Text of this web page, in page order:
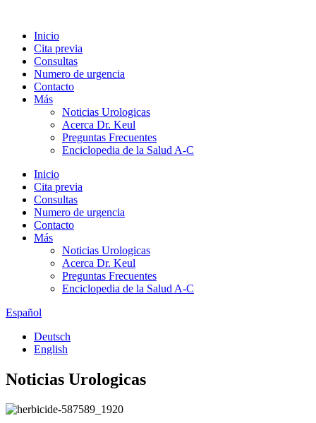
contenido
Inicio
Cita previa
Consultas
Numero de urgencia
Contacto
Más
Noticias Urologicas
Acerca Dr. Keul
Preguntas Frecuentes
Enciclopedia de la Salud A-C
Inicio
Cita previa
Consultas
Numero de urgencia
Contacto
Más
Noticias Urologicas
Acerca Dr. Keul
Preguntas Frecuentes
Enciclopedia de la Salud A-C
Español
Deutsch
English
Noticias Urologicas